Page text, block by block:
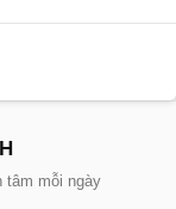
tâm mỗi ngày